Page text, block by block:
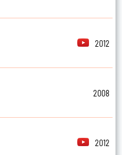
2012
2008
2012